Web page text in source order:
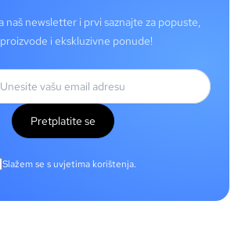
naš newsletter i prvi saznajte za popuste,
i ekskluzivne ponude!
Pretplatite se
Slažem se s uvjetima korištenja.